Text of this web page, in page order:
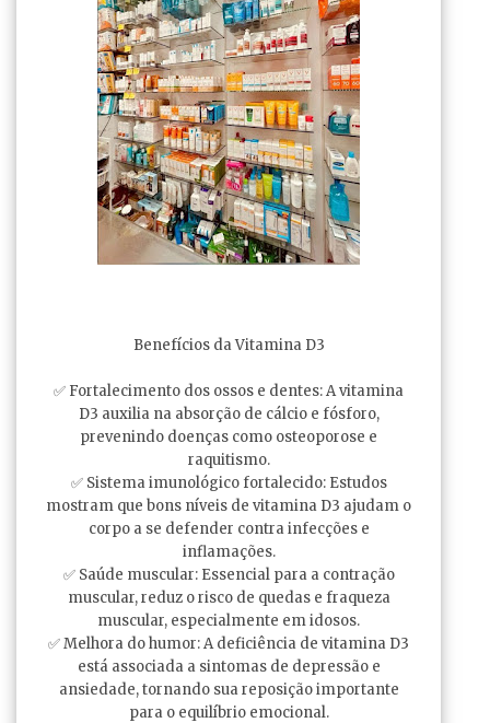
Benefícios da Vitamina D3
✅ Fortalecimento dos ossos e dentes: A vitamina
D3 auxilia na absorção de cálcio e fósforo,
prevenindo doenças como osteoporose e
raquitismo.
✅ Sistema imunológico fortalecido: Estudos
mostram que bons níveis de vitamina D3 ajudam o
corpo a se defender contra infecções e
inflamações.
✅ Saúde muscular: Essencial para a contração
muscular, reduz o risco de quedas e fraqueza
muscular, especialmente em idosos.
✅ Melhora do humor: A deficiência de vitamina D3
está associada a sintomas de depressão e
ansiedade, tornando sua reposição importante
para o equilíbrio emocional.